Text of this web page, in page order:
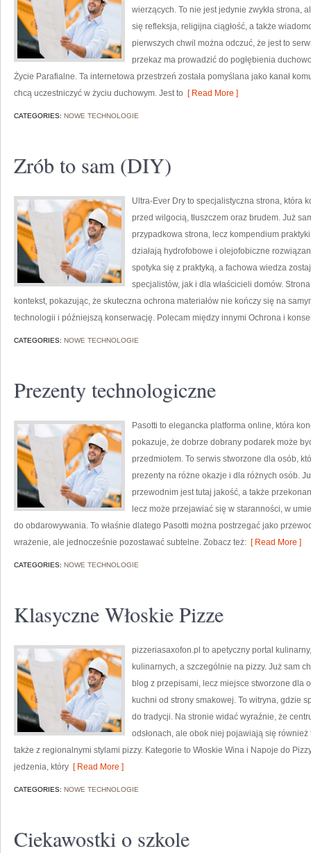
wierzących. To nie jest jedynie zwykła strona,
się refleksja, religijna ciągłość, a także
pierwszych chwil można odczuć, że jest to
przekaz ma prowadzić do pogłębienia
Życie Parafialne. Ta internetowa przestrzeń została pomyślana jako kanał
chcą uczestniczyć w życiu duchowym. Jest to [ Read More ]
CATEGORIES: NOWE TECHNOLOGIE
Zrób to sam (DIY)
Ultra-Ever Dry to specjalistyczna strona, która
przed wilgocią, tłuszczem oraz brudem. Już
przypadkowa strona, lecz kompendium
działają hydrofobowe i olejofobiczne
spotyka się z praktyką, a fachowa wiedza
specjalistów, jak i dla właścicieli domów.
kontekst, pokazując, że skuteczna ochrona materiałów nie kończy się na
technologii i późniejszą konserwację. Polecam między innymi Ochrona i
CATEGORIES: NOWE TECHNOLOGIE
Prezenty technologiczne
Pasotti to elegancka platforma online, która
pokazuje, że dobrze dobrany podarek może
przedmiotem. To serwis stworzone dla osób,
prezenty na różne okazje i dla różnych osób.
przewodnim jest tutaj jakość, a także
lecz może przejawiać się w staranności, w
do obdarowywania. To właśnie dlatego Pasotti można postrzegać jako
wrażenie, ale jednocześnie pozostawać subtelne. Zobacz też: [ Read More ]
CATEGORIES: NOWE TECHNOLOGIE
Klasyczne Włoskie Pizze
pizzeriasaxofon.pl to apetyczny portal
kulinarnych, a szczególnie na pizzy. Już sam
blog z przepisami, lecz miejsce stworzone dla
kuchni od strony smakowej. To witryna, gdzie
do tradycji. Na stronie widać wyraźnie, że
odsłonach, ale obok niej pojawiają się
także z regionalnymi stylami pizzy. Kategorie to Włoskie Wina i Napoje do
jedzenia, który [ Read More ]
CATEGORIES: NOWE TECHNOLOGIE
Ciekawostki o szkole